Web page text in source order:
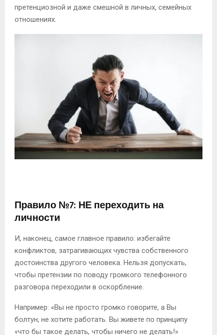
претенциозной и даже смешной в личных, семейных
отношениях.
Правило №7: НЕ переходить на
личности
И, наконец, самое главное правило: избегайте
конфликтов, затрагивающих чувства собственного
достоинства другого человека. Нельзя допускать,
чтобы претензии по поводу громкого телефонного
разговора переходили в оскорбление.
Например: «Вы не просто громко говорите, а Вы
болтун, не хотите работать. Вы живете по принципу
«что бы такое делать, чтобы ничего не делать!»